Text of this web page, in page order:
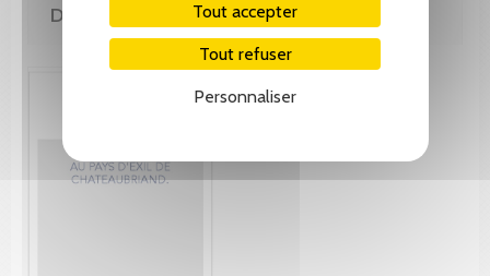
Tout accepter
Tout refuser
Personnaliser
DE MÊME AUTEUR(E)